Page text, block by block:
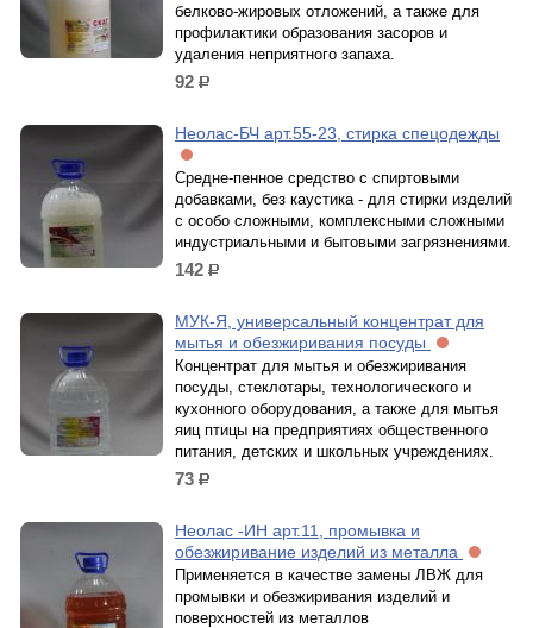
белково-жировых отложений, а также для
профилактики образования засоров и
удаления неприятного запаха.
92 р.
Неолас-БЧ арт.55-23, стирка спецодежды
Средне-пенное средство с спиртовыми
добавками, без каустика - для стирки изделий
с особо сложными, комплексными сложными
индустриальными и бытовыми загрязнениями.
142 р.
МУК-Я, универсальный концентрат для
мытья и обезжиривания посуды
Концентрат для мытья и обезжиривания
посуды, стеклотары, технологического и
кухонного оборудования, а также для мытья
яиц птицы на предприятиях общественного
питания, детских и школьных учреждениях.
73 р.
Неолас -ИН арт.11, промывка и
обезжиривание изделий из металла
Применяется в качестве замены ЛВЖ для
промывки и обезжиривания изделий и
поверхностей из металлов